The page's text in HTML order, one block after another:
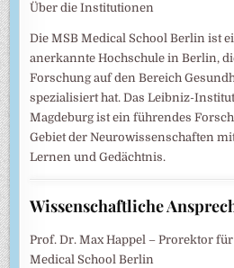
Über die Institutionen
Die MSB Medical School Berlin ist
anerkannte Hochschule in Berlin,
Forschung auf den Bereich
spezialisiert hat. Das Leibniz-
Magdeburg ist ein führendes
Gebiet der Neurowissenschaften
Lernen und Gedächtnis.
Wissenschaftliche
Prof. Dr. Max Happel – Prorektor
Medical School Berlin